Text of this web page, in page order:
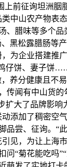
前征询坦洲胭
山农产物表
、腊味等多个
黑松露腊肠等
为企业搭建推
仔饼、妻子饼
养分健康且不
闻有中山货
大了品牌影
添加了稠密空
尝、征询。“
见，为让上海
“菊花能吃吗